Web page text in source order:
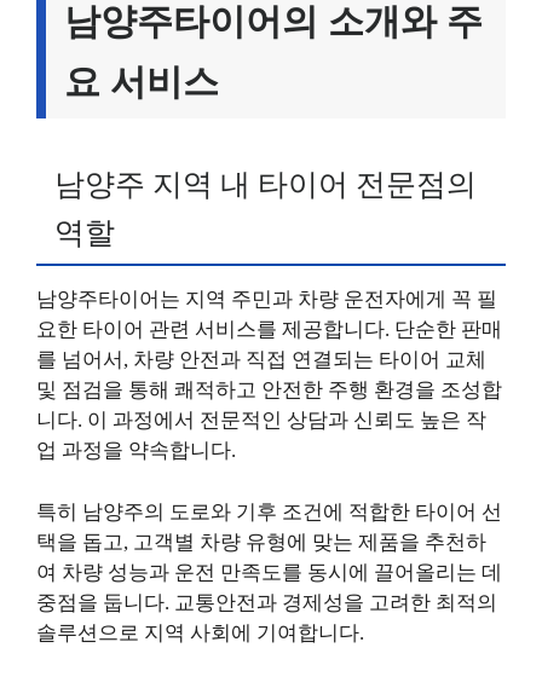
남양주타이어의 소개와 주
요 서비스
남양주 지역 내 타이어 전문점의
역할
남양주타이어는 지역 주민과 차량 운전자에게 꼭 필
요한 타이어 관련 서비스를 제공합니다. 단순한 판매
를 넘어서, 차량 안전과 직접 연결되는 타이어 교체
및 점검을 통해 쾌적하고 안전한 주행 환경을 조성합
니다. 이 과정에서 전문적인 상담과 신뢰도 높은 작
업 과정을 약속합니다.
특히 남양주의 도로와 기후 조건에 적합한 타이어 선
택을 돕고, 고객별 차량 유형에 맞는 제품을 추천하
여 차량 성능과 운전 만족도를 동시에 끌어올리는 데
중점을 둡니다. 교통안전과 경제성을 고려한 최적의
솔루션으로 지역 사회에 기여합니다.